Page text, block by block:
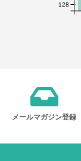
128
メールマガジン登録